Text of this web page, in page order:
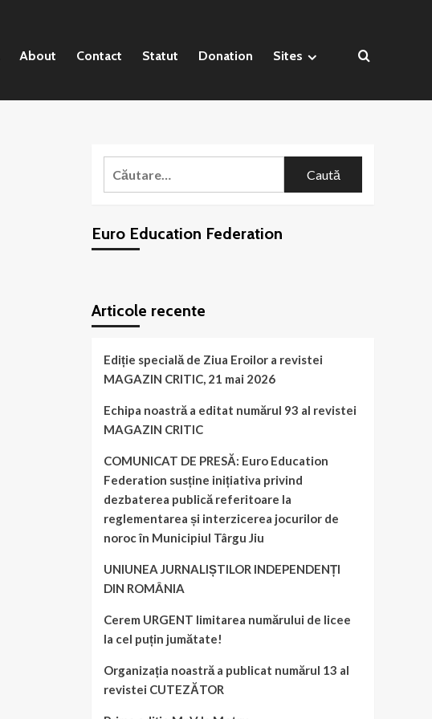
About Contact Statut Donation Sites
Caută
Euro Education Federation
Articole recente
Ediție specială de Ziua Eroilor a revistei
MAGAZIN CRITIC, 21 mai 2026
Echipa noastră a editat numărul 93 al revistei
MAGAZIN CRITIC
COMUNICAT DE PRESĂ: Euro Education
Federation susține inițiativa privind
dezbaterea publică referitoare la
reglementarea și interzicerea jocurilor de
noroc în Municipiul Târgu Jiu
UNIUNEA JURNALIȘTILOR INDEPENDENȚI
DIN ROMÂNIA
Cerem URGENT limitarea numărului de licee
la cel puțin jumătate!
Organizația noastră a publicat numărul 13 al
revistei CUTEZĂTOR